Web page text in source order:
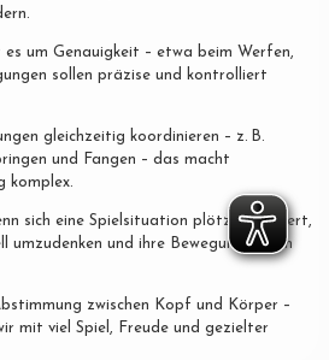
es um Genauigkeit – etwa beim Werfen,
sollen präzise und kontrolliert
gleichzeitig koordinieren – z. B.
und Fangen – das macht
komplex.
sich eine Spielsituation plötzlich ändert,
umzudenken und ihre Bewegung daran
zwischen Kopf und Körper –
mit viel Spiel, Freude und gezielter